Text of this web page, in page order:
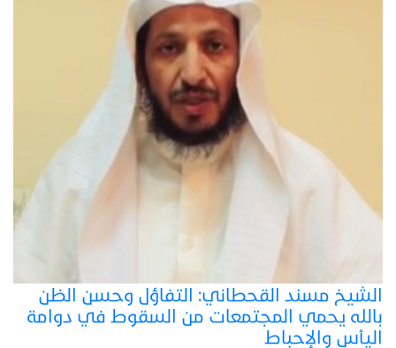
الشيخ مسند القحطاني: التفاؤل وحسن الظن
بالله يحمي المجتمعات من السقوط في دوامة
اليأس والإحباط